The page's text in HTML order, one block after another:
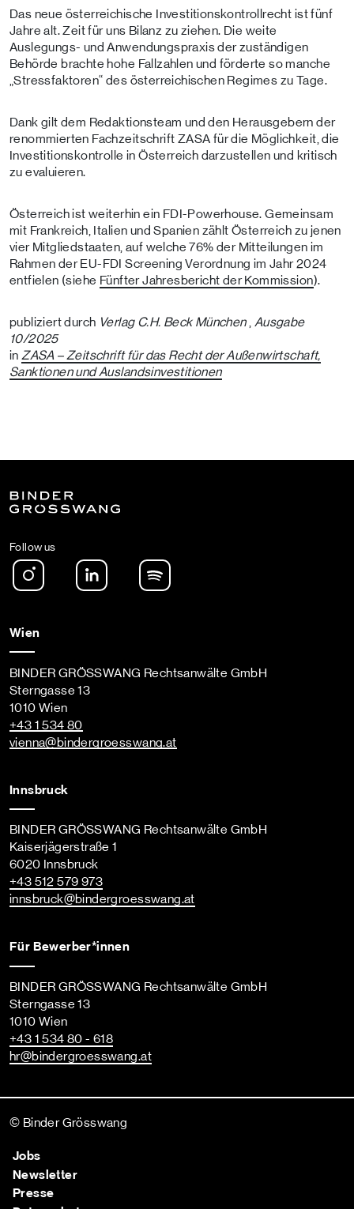
Das neue österreichische Investitionskontrollrecht ist fünf
Jahre alt. Zeit für uns Bilanz zu ziehen. Die weite
Auslegungs- und Anwendungspraxis der zuständigen
Behörde brachte hohe Fallzahlen und förderte so manche
„Stressfaktoren“ des österreichischen Regimes zu Tage.
Dank gilt dem Redaktionsteam und den Herausgebern der
renommierten Fachzeitschrift ZASA für die Möglichkeit, die
Investitionskontrolle in Österreich darzustellen und kritisch
zu evaluieren.
Österreich ist weiterhin ein FDI-Powerhouse. Gemeinsam
mit Frankreich, Italien und Spanien zählt Österreich zu jenen
vier Mitgliedstaaten, auf welche 76% der Mitteilungen im
Rahmen der EU-FDI Screening Verordnung im Jahr 2024
entfielen (siehe Fünfter Jahresbericht der Kommission).
publiziert durch Verlag C.H. Beck München, Ausgabe
10/2025
in ZASA – Zeitschrift für das Recht der Außenwirtschaft,
Sanktionen und Auslandsinvestitionen
Follow us
Instagram LinkedIn
Wien
BINDER GRÖSSWANG Rechtsanwälte GmbH
Sterngasse 13
1010 Wien
+43 1 534 80
vienna@bindergroesswang.at
Innsbruck
BINDER GRÖSSWANG Rechtsanwälte GmbH
Kaiserjägerstraße 1
6020 Innsbruck
+43 512 579 973
innsbruck@bindergroesswang.at
Für Bewerber*innen
BINDER GRÖSSWANG Rechtsanwälte GmbH
Sterngasse 13
1010 Wien
+43 1 534 80 - 618
hr@bindergroesswang.at
© Binder Grösswang
Jobs
Newsletter
Presse